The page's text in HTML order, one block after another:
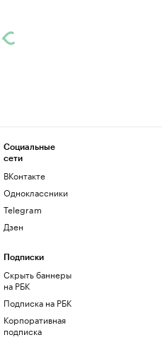
Социальные
сети
ВКонтакте
Одноклассники
Telegram
Дзен
Подписки
Скрыть баннеры
на РБК
Подписка на РБК
Корпоративная
подписка